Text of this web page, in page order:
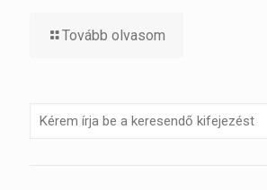
Tovább olvasom